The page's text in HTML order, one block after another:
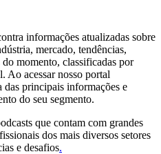
informações atualizadas sobre
mercado, tendências,
momento, classificadas por
Ao acessar nosso portal
principais informações e
do seu segmento.
que contam com grandes
dos mais diversos setores
e desafios.